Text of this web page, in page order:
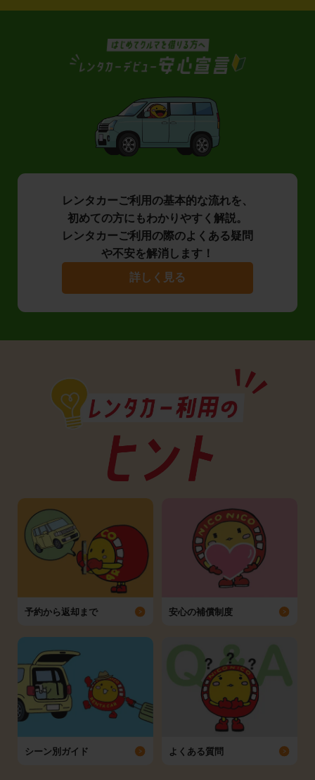
レンタカーご利用の基本的な流れを、
初めての方にもわかりやすく解説。
レンタカーご利用の際のよくある疑問
や不安を解消します！
詳しく見る
予約から返却まで 安心の補償制度
シーン別ガイド よくある質問